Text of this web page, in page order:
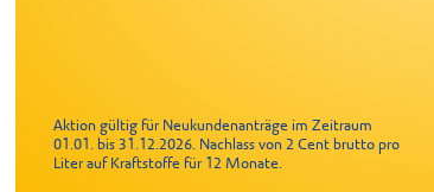
Aktion gültig für Neukundenanträge im Zeitraum
01.01. bis 31.12.2026. Nachlass von 2 Cent brutto pro
Liter auf Kraftstoffe für 12 Monate.